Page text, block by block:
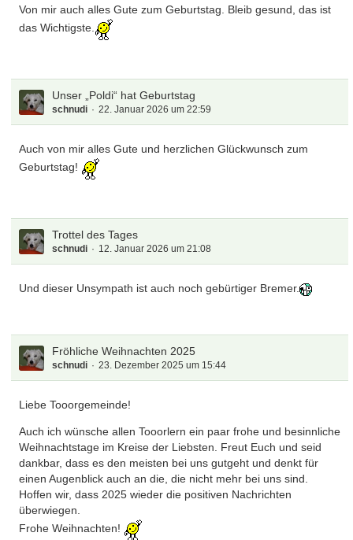
Von mir auch alles Gute zum Geburtstag. Bleib gesund, das ist
das Wichtigste.
Unser „Poldi“ hat Geburtstag
schnudi 22. Januar 2026 um 22:59
Auch von mir alles Gute und herzlichen Glückwunsch zum
Geburtstag!
Trottel des Tages
schnudi 12. Januar 2026 um 21:08
Und dieser Unsympath ist auch noch gebürtiger Bremer.
Fröhliche Weihnachten 2025
schnudi 23. Dezember 2025 um 15:44
Liebe Tooorgemeinde!
Auch ich wünsche allen Tooorlern ein paar frohe und besinnliche
Weihnachtstage im Kreise der Liebsten. Freut Euch und seid
dankbar, dass es den meisten bei uns gutgeht und denkt für
einen Augenblick auch an die, die nicht mehr bei uns sind.
Hoffen wir, dass 2025 wieder die positiven Nachrichten
überwiegen.
Frohe Weihnachten!